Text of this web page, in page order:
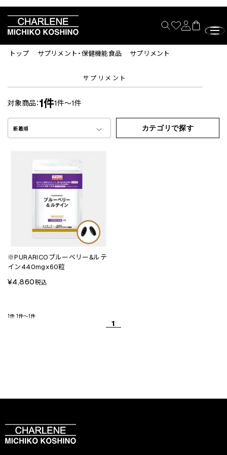
トップ サプリメント・保健機能食品 サプリメント
サプリメント
対象商品：1件1件～1件
新着順 カテゴリで探す
※PURARICOブルーベリー&ルテ
イン440mgx60粒
¥4,860税込
1件 1件～1件
1